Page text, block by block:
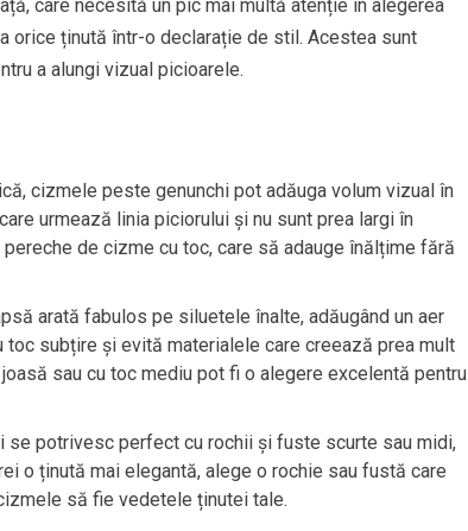
care necesită un pic mai multă atenție în alegerea
orice ținută într-o declarație de stil. Acestea sunt
a alungi vizual picioarele.
cizmele peste genunchi pot adăuga volum vizual în
urmează linia piciorului și nu sunt prea largi în
de cizme cu toc, care să adauge înălțime fără
arată fabulos pe siluetele înalte, adăugând un aer
subțire și evită materialele care creează prea mult
sau cu toc mediu pot fi o alegere excelentă pentru
se potrivesc perfect cu rochii și fuste scurte sau midi,
o ținută mai elegantă, alege o rochie sau fustă care
să fie vedetele ținutei tale.